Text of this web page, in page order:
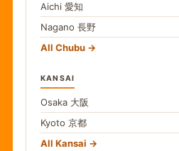
Aichi 愛知
Nagano 長野
All Chubu
KANSAI
Osaka 大阪
Kyoto 京都
All Kansai